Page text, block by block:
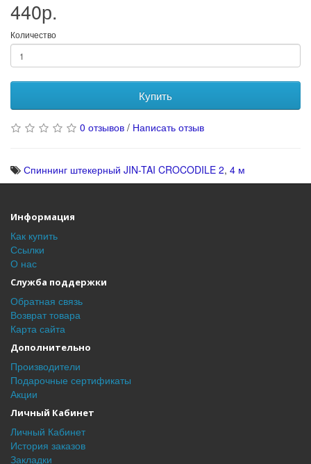
440р.
Количество
Купить
0 отзывов / Написать отзыв
Спиннинг штекерный JIN-TAI CROCODILE 2, 4 м
Информация
Как купить
Ссылки
О нас
Служба поддержки
Обратная связь
Возврат товара
Карта сайта
Дополнительно
Производители
Подарочные сертификаты
Акции
Личный Кабинет
Личный Кабинет
История заказов
Закладки